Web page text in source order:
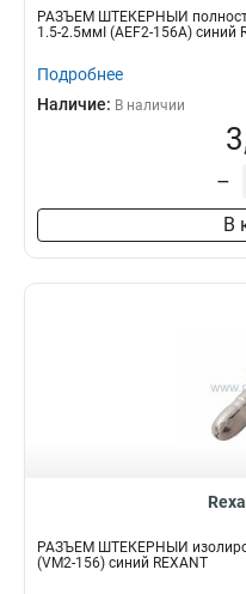
РАЗЪЁМ ШТЕКЕРНЫЙ
1.5-2.5ммІ (AEF2-156A) синий
Подробнее
Наличие: В наличии
–
В
РАЗЪЁМ ШТЕКЕРНЫЙ
(VM2-156) синий REXANT